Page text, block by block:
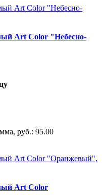
Art Color "Небесно-
руб.: 95.00
Art Color